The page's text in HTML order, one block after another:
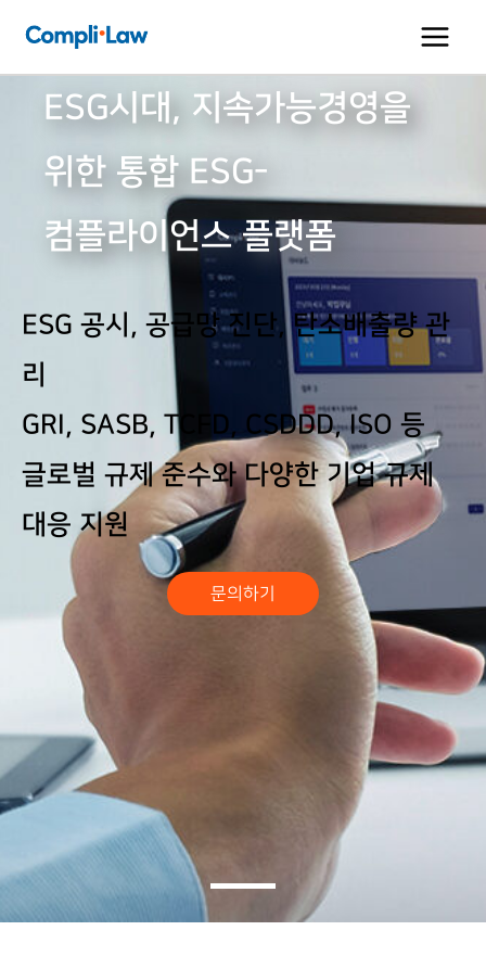
츠
ESG시대, 지속가능경영을
위한 통합 ESG-
컴플라이언스 플랫폼
ESG 공시, 공급망 진단, 탄소배출량 관
리
GRI, SASB, TCFD, CSDDD, ISO 등
글로벌 규제 준수와 다양한 기업 규제
대응 지원
문의하기